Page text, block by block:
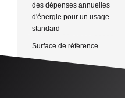
des dépenses annuelles
d'énergie pour un usage
standard
Surface de référence